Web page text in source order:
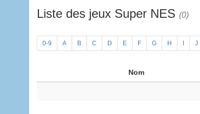
Liste des jeux Super NES (0)
0-9 A B C D E F G H J
Nom